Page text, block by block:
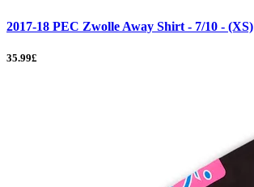
2017-18 PEC Zwolle Away Shirt - 7/10 - (XS)
35.99£